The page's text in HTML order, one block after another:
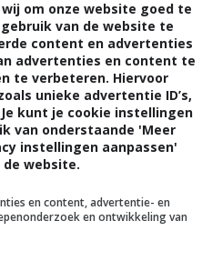
STATEN
jonge vrouwen door
snel
kan de volgende
schokkende verhaal
jarenlang in zijn
om onze website goed te
van de website te
content en advertenties
advertenties en content te
te verbeteren. Hiervoor
unieke advertentie ID’s,
kunt je cookie instellingen
van onderstaande 'Meer
instellingen aanpassen'
de website.
en content, advertentie- en
en ontwikkeling van